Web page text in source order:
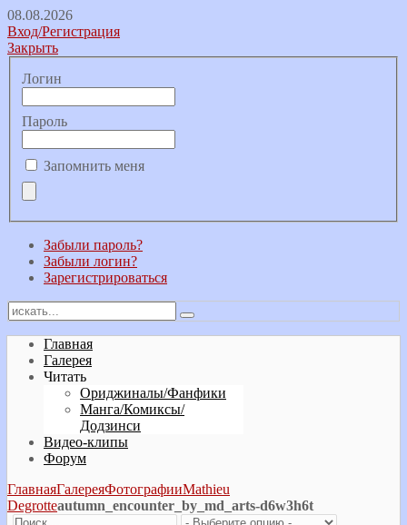
08.08.2026
Вход/Регистрация
Закрыть
Логин
Пароль
Запомнить меня
Забыли пароль?
Забыли логин?
Зарегистрироваться
Главная
Галерея
Читать
Ориджиналы/Фанфики
Манга/Комиксы/
Додзинси
Видео-клипы
Форум
ГлавнаяГалереяФотографииMathieu
Degrotteautumn_encounter_by_md_arts-d6w3h6t